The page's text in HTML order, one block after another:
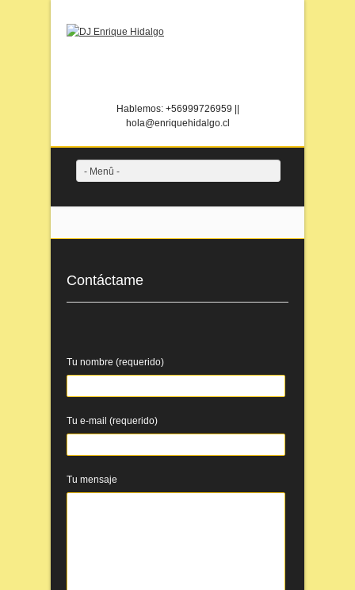
Hablemos: +56999726959 ||
hola@enriquehidalgo.cl
- Menû -
Contáctame
Tu nombre (requerido)
Tu e-mail (requerido)
Tu mensaje